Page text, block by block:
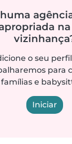
na
o seu
para
famílias e
Iniciar